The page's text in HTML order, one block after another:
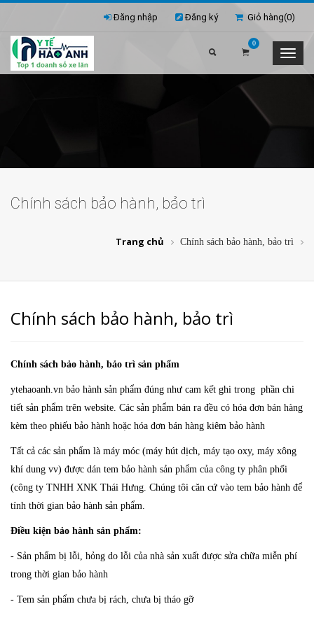
Giỏ hàng(0)
Đăng nhập Đăng ký
0
Chính sách bảo hành, bảo trì
Trang chủ Chính sách bảo hành, bảo trì
Chính sách bảo hành, bảo trì
Chính sách bảo hành, bảo trì sản phẩm
ytehaoanh.vn bảo hành sản phẩm đúng như cam kết ghi trong phần chi
tiết sản phẩm trên website. Các sản phẩm bán ra đều có hóa đơn bán hàng
kèm theo phiếu bảo hành hoặc hóa đơn bán hàng kiêm bảo hành
Tất cả các sản phẩm là máy móc (máy hút dịch, máy tạo oxy, máy xông
khí dung vv) được dán tem bảo hành sản phẩm của công ty phân phối
(công ty TNHH XNK Thái Hưng. Chúng tôi căn cứ vào tem bảo hành để
tính thời gian bảo hành sản phẩm.
Điều kiện bảo hành sản phẩm:
- Sản phẩm bị lỗi, hỏng do lỗi của nhà sản xuất được sửa chữa miễn phí
trong thời gian bảo hành
- Tem sản phẩm chưa bị rách, chưa bị tháo gỡ